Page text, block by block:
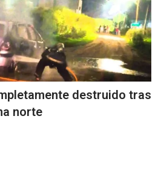
destruido tras
norte